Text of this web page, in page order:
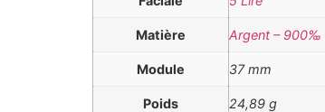
Matière Argent – 900‰
Module 37 mm
Poids 24,89 g